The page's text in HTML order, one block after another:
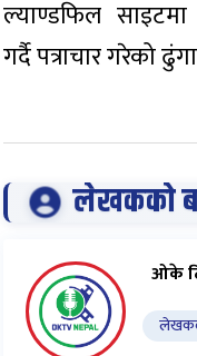
ल्याण्डफिल
गर्दै पत्राचार गरेको
लेखकको
ओके